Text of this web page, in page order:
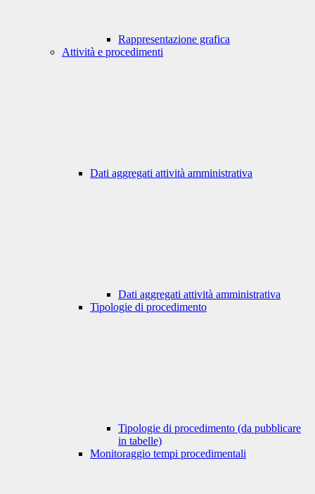
Rappresentazione grafica
Attività e procedimenti
Dati aggregati attività amministrativa
Dati aggregati attività amministrativa
Tipologie di procedimento
Tipologie di procedimento (da pubblicare
in tabelle)
Monitoraggio tempi procedimentali